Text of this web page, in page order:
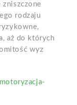
zniszczone
rodzaju
aż do których
wyz